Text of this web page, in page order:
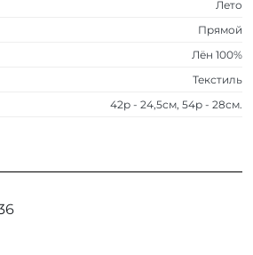
Лето
Прямой
Лён 100%
Текстиль
42р - 24,5см, 54р - 28см.